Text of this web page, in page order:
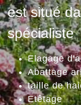
est situé
spécialiste
Elagage
Abattage
taille de
Etêtage